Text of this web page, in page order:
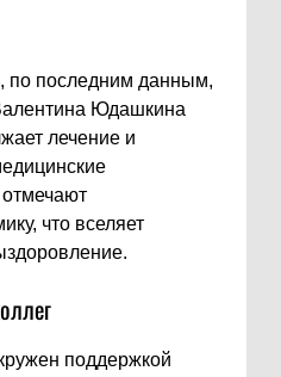
по последним данным,
Юдашкина
лечение и
что вселяет
поддержкой